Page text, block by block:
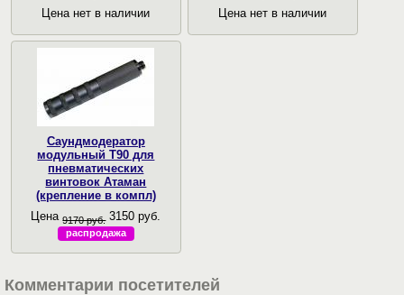
Цена нет в наличии
Цена нет в наличии
Саундмодератор
модульный T90 для
пневматических
винтовок Атаман
(крепление в компл)
Цена9170 руб. 3150 руб.
распродажа
Комментарии посетителей